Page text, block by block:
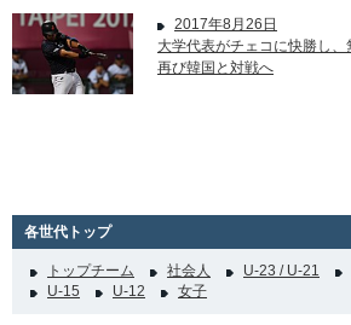
2017年8月26日
大学代表がチェコに快勝し、
再び韓国と対戦へ
各世代トップ
トップチーム 社会人 U-23 / U-21
U-15
U-12 女子